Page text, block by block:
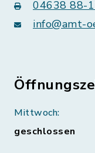
04638 88-
info@amt-
Mittwoch:
geschlossen